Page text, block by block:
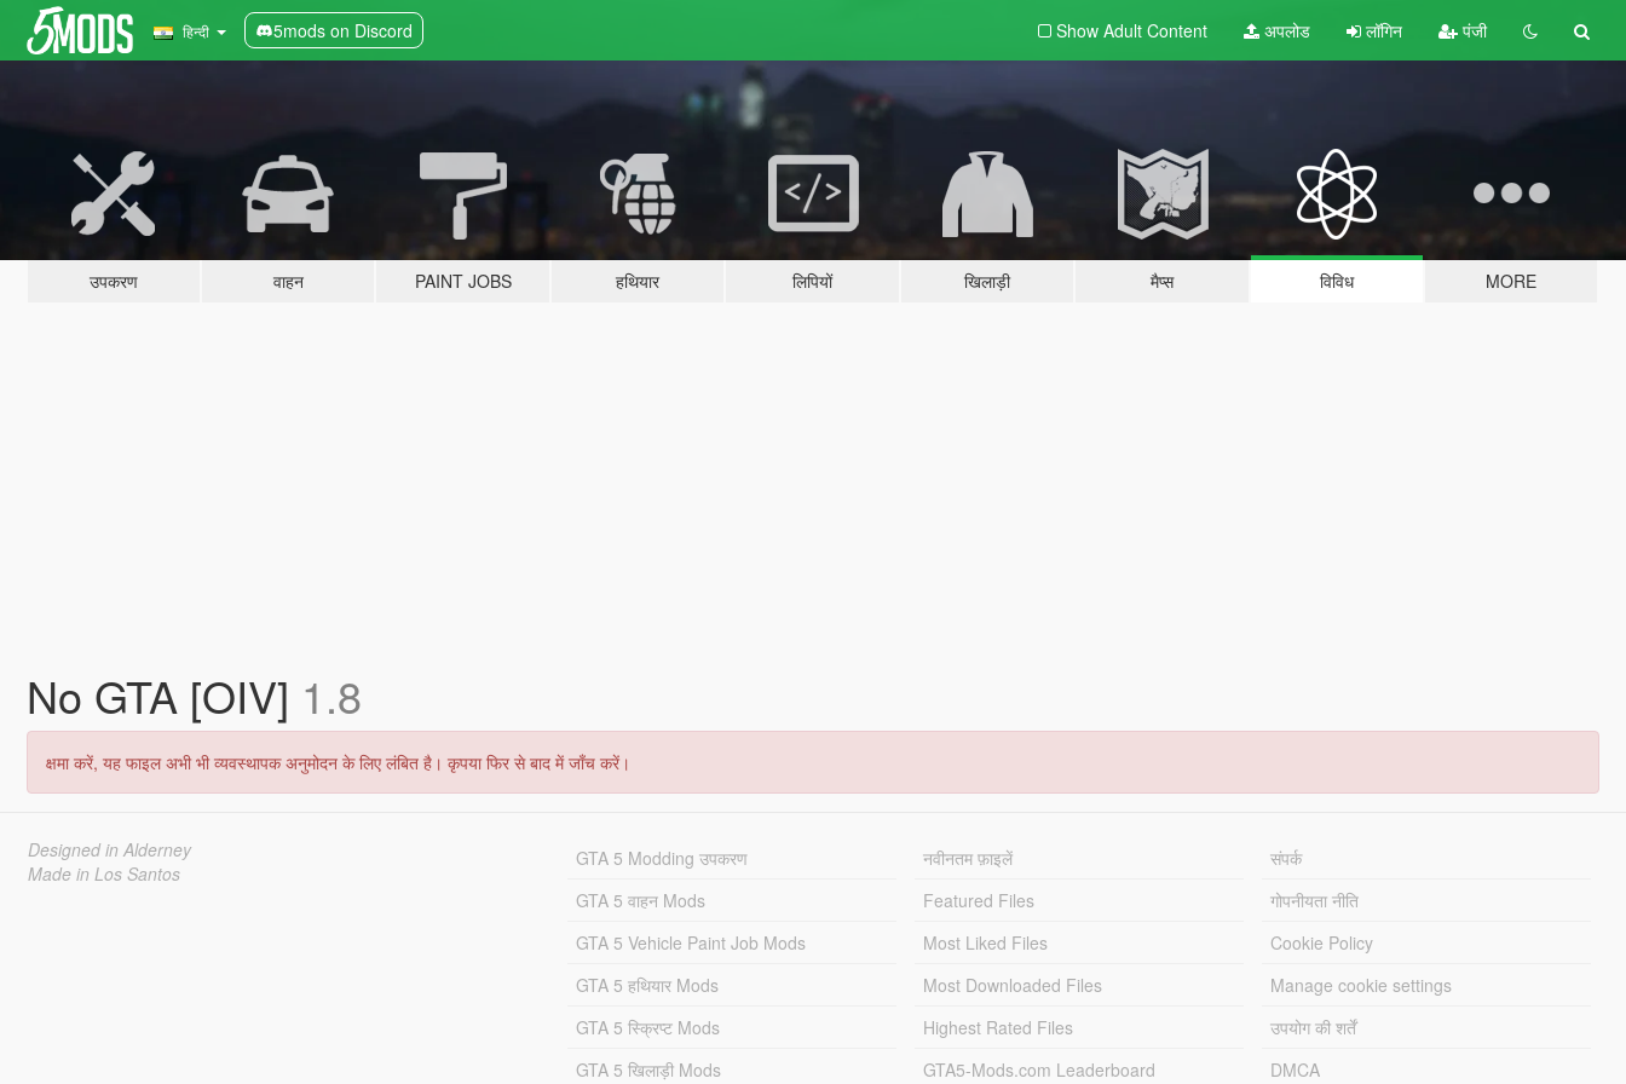
हिन्दी 5mods on Discord Show Adult Content अपलोड लॉगिन पंजी
उपकरण वाहन PAINT JOBS हथियार लिपियों खिलाड़ी मैप्स विविध MORE
No GTA [OIV] 1.8
क्षमा करें, यह फाइल अभी भी व्यवस्थापक अनुमोदन के लिए लंबित है। कृपया फिर से बाद में जाँच करें।
Designed in Alderney
Made in Los Santos
GTA 5 Modding उपकरण
GTA 5 वाहन Mods
GTA 5 Vehicle Paint Job Mods
GTA 5 हथियार Mods
GTA 5 स्क्रिप्ट Mods
GTA 5 खिलाड़ी Mods
नवीनतम फ़ाइलें
Featured Files
Most Liked Files
Most Downloaded Files
Highest Rated Files
GTA5-Mods.com Leaderboard
संपर्क
गोपनीयता नीति
Cookie Policy
Manage cookie settings
उपयोग की शर्तें
DMCA